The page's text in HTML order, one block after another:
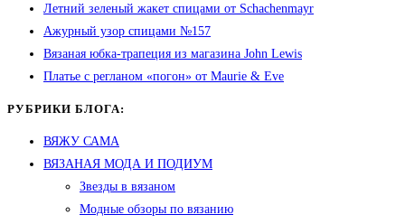
Летний зеленый жакет спицами от Schachenmayr
Ажурный узор спицами №157
Вязаная юбка-трапеция из магазина John Lewis
Платье с регланом «погон» от Maurie & Eve
РУБРИКИ БЛОГА:
ВЯЖУ САМА
ВЯЗАНАЯ МОДА И ПОДИУМ
Звезды в вязаном
Модные обзоры по вязанию